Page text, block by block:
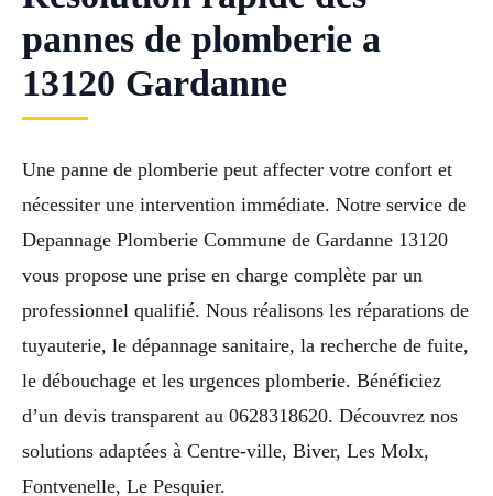
pannes de plomberie a
13120 Gardanne
Une panne de plomberie peut affecter votre confort et
nécessiter une intervention immédiate. Notre service de
Depannage Plomberie Commune de Gardanne 13120
vous propose une prise en charge complète par un
professionnel qualifié. Nous réalisons les réparations de
tuyauterie, le dépannage sanitaire, la recherche de fuite,
le débouchage et les urgences plomberie. Bénéficiez
d’un devis transparent au 0628318620. Découvrez nos
solutions adaptées à Centre-ville, Biver, Les Molx,
Fontvenelle, Le Pesquier.